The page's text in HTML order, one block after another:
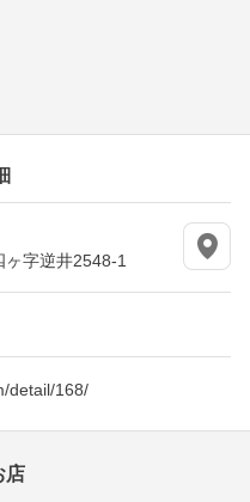
字逆井2548-1
detail/168/
店